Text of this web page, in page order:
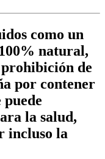
como un
natural,
de
por contener
la salud,
incluso la